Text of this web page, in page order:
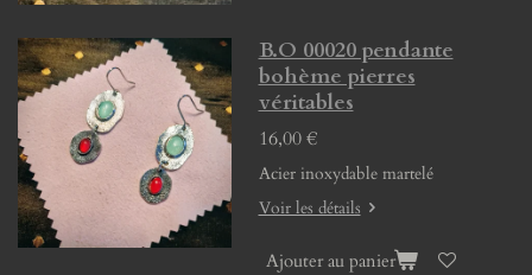
B.O 00020 pendante
bohème pierres
véritables
16,00 €
Acier inoxydable martelé
Voir les détails
Ajouter au panier